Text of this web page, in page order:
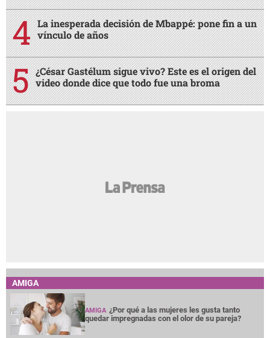
La inesperada decisión de Mbappé: pone fin a un
vínculo de años
¿César Gastélum sigue vivo? Este es el origen del
video donde dice que todo fue una broma
AMIGA
AMIGA ¿Por qué a las mujeres les gusta tanto
quedar impregnadas con el olor de su pareja?